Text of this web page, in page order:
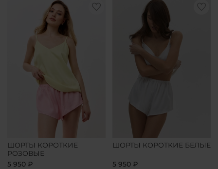
ШОРТЫ КОРОТКИЕ
РОЗОВЫЕ
5 950 ₽
ШОРТЫ КОРОТКИЕ БЕЛЫЕ
5 950 ₽